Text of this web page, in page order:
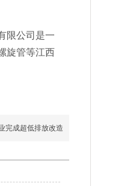
限公司是一
旋管等江西
完成超低排放改造